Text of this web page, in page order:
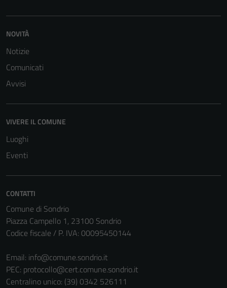
NOVITÀ
Notizie
Comunicati
Avvisi
VIVERE IL COMUNE
Luoghi
Eventi
CONTATTI
Comune di Sondrio
Piazza Campello 1, 23100 Sondrio
Codice fiscale / P. IVA: 00095450144
Email: info@comune.sondrio.it
PEC: protocollo@cert.comune.sondrio.it
Centralino unico: (39) 0342 526111
per il
disabilitati.
informazioni